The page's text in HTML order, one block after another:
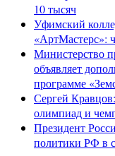
10 тысяч
Уфимский
«АртМастерс»:
Министерство
объявляет
программе
Сергей
олимпиад и
Президент
политики РФ в